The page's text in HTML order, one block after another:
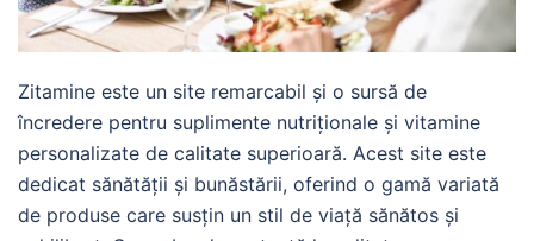
Zitamine este un site remarcabil și o sursă de
încredere pentru suplimente nutriționale și vitamine
personalizate de calitate superioară. Acest site este
dedicat sănătății și bunăstării, oferind o gamă variată
de produse care susțin un stil de viață sănătos și